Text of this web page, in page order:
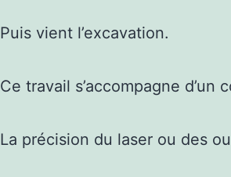
Puis vient l’excavation.
Ce travail s’accompagne
La précision du laser ou des